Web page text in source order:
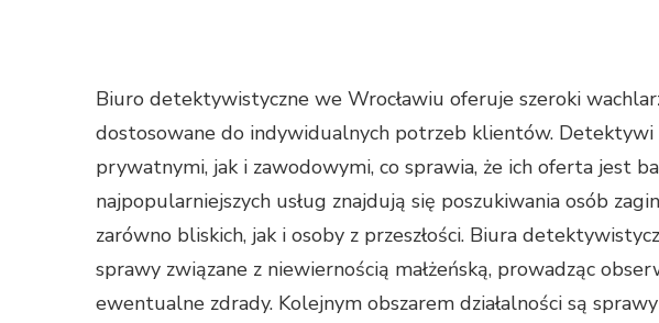
Biuro detektywistyczne we Wrocławiu oferuje szeroki
dostosowane do indywidualnych potrzeb klientów. Detektywi
prywatnymi, jak i zawodowymi, co sprawia, że ich oferta jest
najpopularniejszych usług znajdują się poszukiwania osób
zarówno bliskich, jak i osoby z przeszłości. Biura
sprawy związane z niewiernością małżeńską, prowadząc
ewentualne zdrady. Kolejnym obszarem działalności są